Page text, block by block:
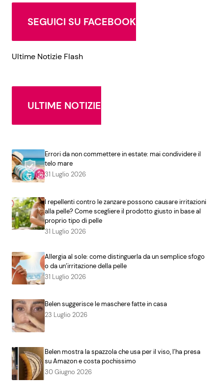
SEGUICI SU FACEBOOK
Ultime Notizie Flash
ULTIME NOTIZIE
Errori da non commettere in estate: mai condividere il
telo mare
31 Luglio 2026
I repellenti contro le zanzare possono causare irritazioni
alla pelle? Come scegliere il prodotto giusto in base al
proprio tipo di pelle
31 Luglio 2026
Allergia al sole: come distinguerla da un semplice sfogo
o da un’irritazione della pelle
31 Luglio 2026
Belen suggerisce le maschere fatte in casa
23 Luglio 2026
Belen mostra la spazzola che usa per il viso, l’ha presa
su Amazon e costa pochissimo
30 Giugno 2026